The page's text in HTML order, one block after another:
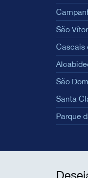
São
Cascais
São
Santa
Parque